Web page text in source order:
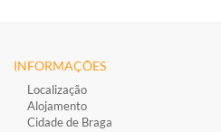
INFORMAÇÕES
Localização
Alojamento
Cidade de Braga